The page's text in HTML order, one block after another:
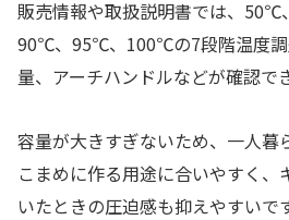
販売情報や取扱説明書では、
90℃、95℃、100℃の7段階温度調
量、アーチハンドルなどが確認で
容量が大きすぎないため、一人暮
こまめに作る用途に合いやすく、
いたときの圧迫感も抑えやすいで